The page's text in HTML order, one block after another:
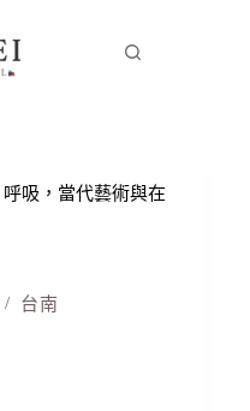
吸，當代藝術與在
台南